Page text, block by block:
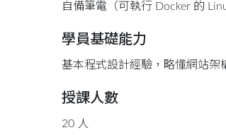
自備筆電（可執行 Docker 的
學員基礎能力
基本程式設計經驗，略懂網站架
授課人數
20 人